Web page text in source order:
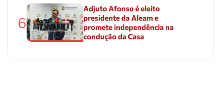
6
Adjuto Afonso é eleito
presidente da Aleam e
promete independência na
condução da Casa